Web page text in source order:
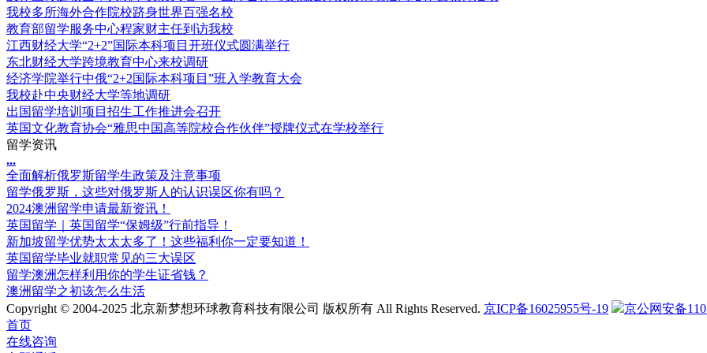
我校多所海外合作院校跻身世界百强名校
教育部留学服务中心程家财主任到访我校
江西财经大学“2+2”国际本科项目开班仪式圆满举行
东北财经大学跨境教育中心来校调研
经济学院举行中俄“2+2国际本科项目”班入学教育大会
我校赴中央财经大学等地调研
出国留学培训项目招生工作推进会召开
英国文化教育协会“雅思中国高等院校合作伙伴”授牌仪式在学校举行
留学资讯
...
全面解析俄罗斯留学生政策及注意事项
留学俄罗斯，这些对俄罗斯人的认识误区你有吗？
2024澳洲留学申请最新资讯！
英国留学｜英国留学“保姆级”行前指导！
新加坡留学优势太太太多了！这些福利你一定要知道！
英国留学毕业就职常见的三大误区
留学澳洲怎样利用你的学生证省钱？
澳洲留学之初该怎么生活
Copyright © 2004-2025 北京新梦想环球教育科技有限公司 版权所有 All Rights Reserved. 京ICP备16025955号-19
京公网安备
首页
在线咨询